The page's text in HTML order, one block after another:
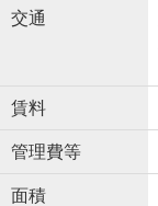
交通
賃料
管理費等
面積